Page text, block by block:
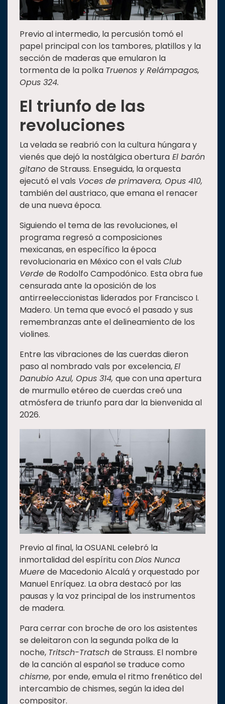
Previo al intermedio, la percusión tomó el
papel principal con los tambores, platillos y la
sección de maderas que emularon la
tormenta de la polka Truenos y Relámpagos,
Opus 324.
El triunfo de las
revoluciones
La velada se reabrió con la cultura húngara y
vienés que dejó la nostálgica obertura El barón
gitano de Strauss. Enseguida, la orquesta
ejecutó el vals Voces de primavera, Opus 410,
también del austriaco, que emana el renacer
de una nueva época.
Siguiendo el tema de las revoluciones, el
programa regresó a composiciones
mexicanas, en específico la época
revolucionaria en México con el vals Club
Verde de Rodolfo Campodónico. Esta obra fue
censurada ante la oposición de los
antirreeleccionistas liderados por Francisco I.
Madero. Un tema que evocó el pasado y sus
remembranzas ante el delineamiento de los
violines.
Entre las vibraciones de las cuerdas dieron
paso al nombrado vals por excelencia,El
Danubio Azul, Opus 314, que con una apertura
de murmullo etéreo de cuerdas creó una
atmósfera de triunfo para dar la bienvenida al
2026.
Previo al final, la OSUANL celebró la
inmortalidad del espíritu conDios Nunca
Muere de Macedonio Alcalá y orquestado por
Manuel Enríquez. La obra destacó por las
pausas y la voz principal de los instrumentos
de madera.
Para cerrar con broche de oro los asistentes
se deleitaron con la segunda polka de la
noche, Tritsch-Tratsch de Strauss. El nombre
de la canción al español se traduce como
chisme, por ende, emula el ritmo frenético del
intercambio de chismes, según la idea del
compositor.